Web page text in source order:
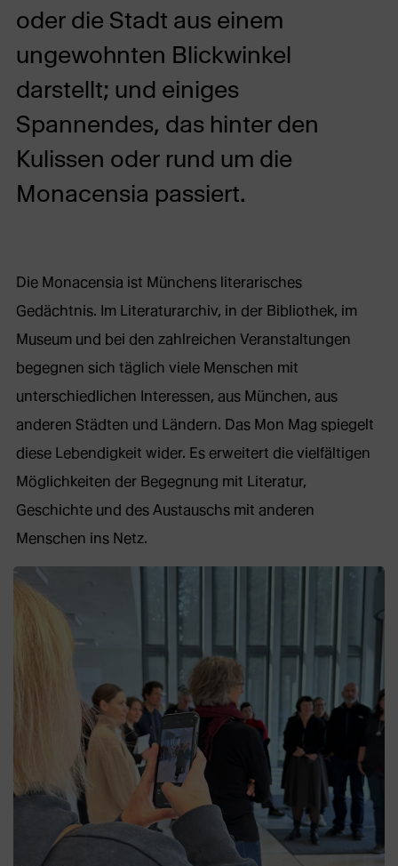
oder die Stadt aus einem
ungewohnten Blickwinkel
darstellt; und einiges
Spannendes, das hinter den
Kulissen oder rund um die
Monacensia passiert.
Die Monacensia ist Münchens literarisches
Gedächtnis. Im Literaturarchiv, in der Bibliothek, im
Museum und bei den zahlreichen Veranstaltungen
begegnen sich täglich viele Menschen mit
unterschiedlichen Interessen, aus München, aus
anderen Städten und Ländern. Das Mon Mag spiegelt
diese Lebendigkeit wider. Es erweitert die vielfältigen
Möglichkeiten der Begegnung mit Literatur,
Geschichte und des Austauschs mit anderen
Menschen ins Netz.